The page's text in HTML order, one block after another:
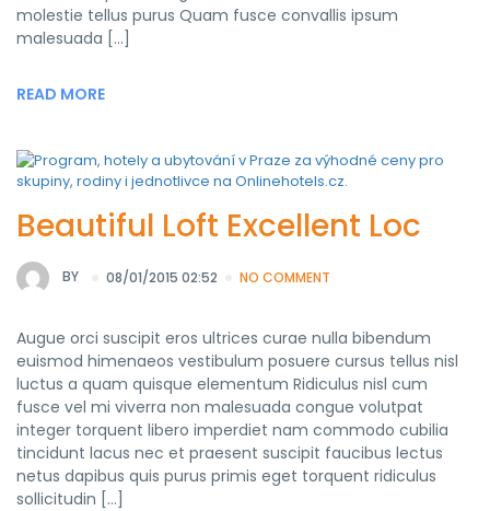
molestie tellus purus Quam fusce convallis ipsum
malesuada […]
READ MORE
Beautiful Loft Excellent Loc
BY 08/01/2015 02:52 NO COMMENT
Augue orci suscipit eros ultrices curae nulla bibendum
euismod himenaeos vestibulum posuere cursus tellus nisl
luctus a quam quisque elementum Ridiculus nisl cum
fusce vel mi viverra non malesuada congue volutpat
integer torquent libero imperdiet nam commodo cubilia
tincidunt lacus nec et praesent suscipit faucibus lectus
netus dapibus quis purus primis eget torquent ridiculus
sollicitudin […]